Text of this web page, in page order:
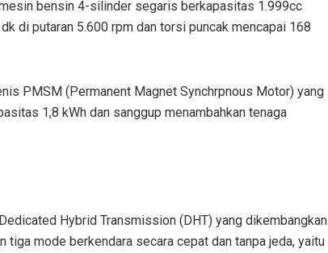
bensin 4-silinder segaris berkapasitas 1.999cc
di putaran 5.600 rpm dan torsi puncak mencapai 168
PMSM (Permanent Magnet Synchrpnous Motor) yang
1,8 kWh dan sanggup menambahkan tenaga
Hybrid Transmission (DHT) yang dikembangkan
tiga mode berkendara secara cepat dan tanpa jeda, yaitu